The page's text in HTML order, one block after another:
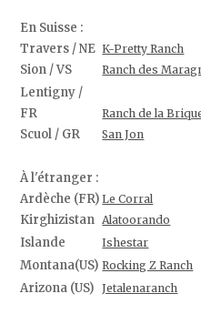
En Suisse :
Travers / NE K-Pretty Ranch
Sion / VS Ranch des
Lentigny /
FR
Ranch de la
Scuol / GR San Jon
À l'étranger :
Ardèche (FR) Le Corral
Kirghizistan Alatoorando
Islande Ishestar
Montana(US) Rocking Z Ranch
Arizona (US) Jetalenaranch